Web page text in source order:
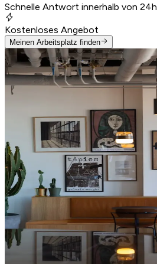
Schnelle Antwort innerhalb von 24h
Kostenloses Angebot
Meinen Arbeitsplatz finden